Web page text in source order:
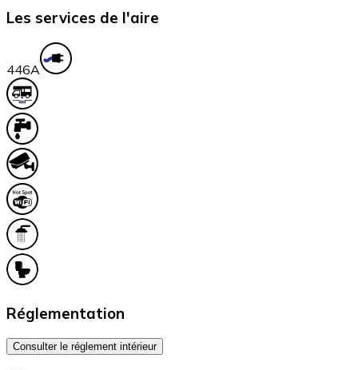
Les services de l'aire
446A
Réglementation
Consulter le réglement intérieur